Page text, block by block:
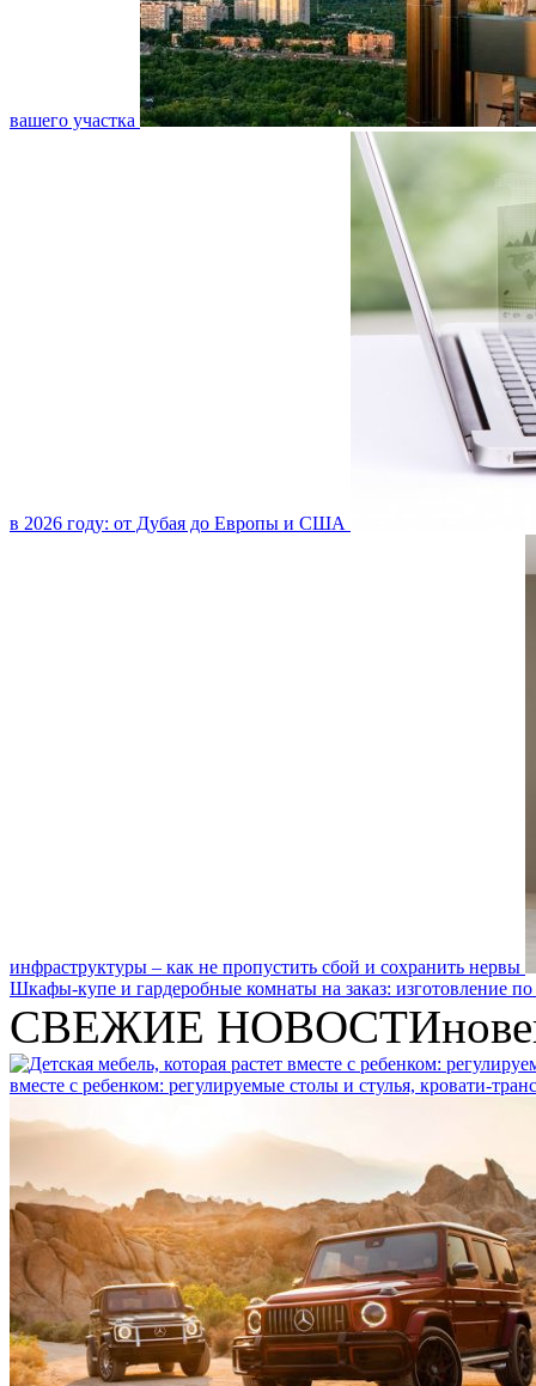
вашего участка
в 2026 году: от Дубая до Европы и США
инфраструктуры – как не пропустить сбой и сохранить нервы
Шкафы-купе и гардеробные комнаты на заказ: изготовление по
СВЕЖИЕ НОВОСТИ
вместе с ребенком: регулируемые столы и стулья, кровати-